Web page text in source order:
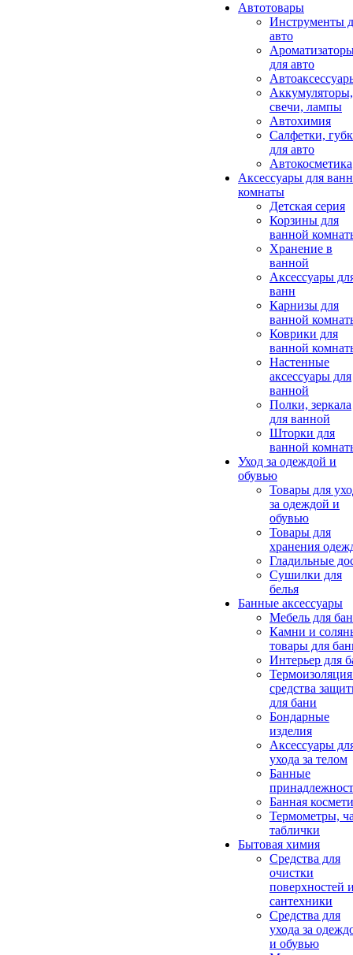
Автотовары
Инструменты
авто
для авто
Аккумуляторы,
свечи, лампы
Автохимия
Салфетки,
для авто
Автокосметика
Аксессуары для
комнаты
Детская серия
Корзины для
ванной
Хранение в
ванной
Аксессуары
ванн
Карнизы для
ванной
Коврики для
ванной
Настенные
аксессуары для
ванной
Полки, зеркала
для ванной
Шторки для
ванной
Уход за одеждой и
обувью
Товары для
за одеждой и
обувью
Товары для
хранения
Гладильные
Сушилки для
белья
Банные аксессуары
Мебель для
Камни и
товары для
Интерьер для
средства
для бани
Бондарные
изделия
Аксеcсуары
ухода за телом
Банные
Банная
Термометры,
таблички
Бытовая химия
Средства для
очистки
поверхностей
сантехники
Средства для
ухода за
и обувью